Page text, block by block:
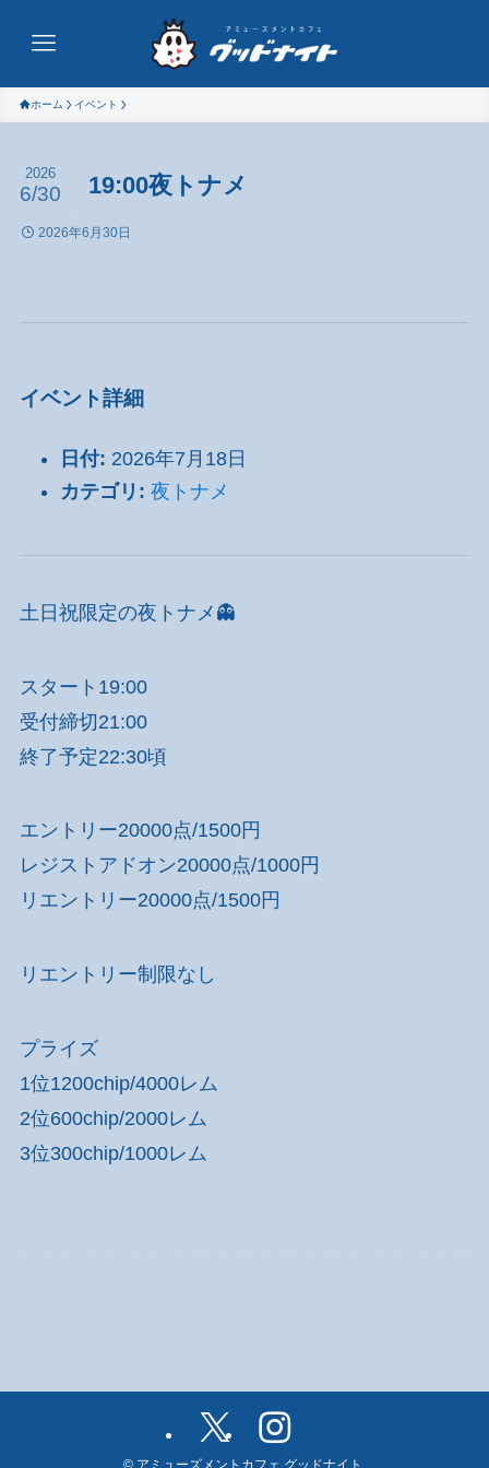
ホーム イベント
19:00夜トナメ
2026
6/30
2026年6月30日
イベント詳細
日付: 2026年7月18日
カテゴリ: 夜トナメ
土日祝限定の夜トナメ👻
スタート19:00
受付締切21:00
終了予定22:30頃
エントリー20000点/1500円
レジストアドオン20000点/1000円
リエントリー20000点/1500円
リエントリー制限なし
プライズ
1位1200chip/4000レム
2位600chip/2000レム
3位300chip/1000レム
© アミューズメントカフェ グッドナイト.